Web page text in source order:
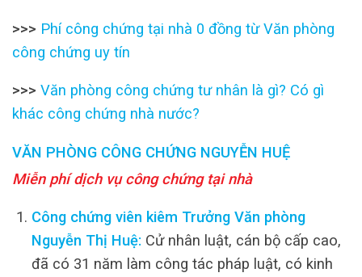
>>> Phí công chứng tại nhà 0 đồng từ Văn phòng
công chứng uy tín
>>> Văn phòng công chứng tư nhân là gì? Có gì
khác công chứng nhà nước?
VĂN PHÒNG CÔNG CHỨNG NGUYỄN HUỆ
Miễn phí dịch vụ công chứng tại nhà
Công chứng viên kiêm Trưởng Văn phòng
Nguyễn Thị Huệ: Cử nhân luật, cán bộ cấp cao,
đã có 31 năm làm công tác pháp luật, có kinh